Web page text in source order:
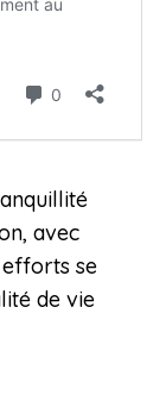
avec
efforts se
de vie